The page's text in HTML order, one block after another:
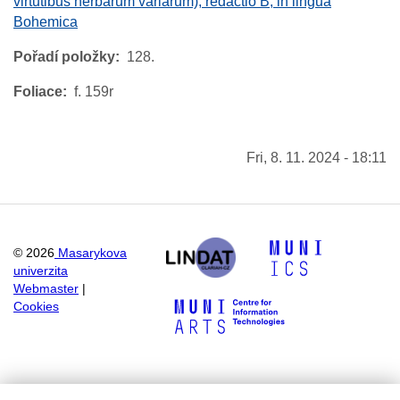
Bohemica
Pořadí položky 128.
Foliace f. 159r
Fri, 8. 11. 2024 - 18:11
© 2026 Masarykova
univerzita
Webmaster
Cookies